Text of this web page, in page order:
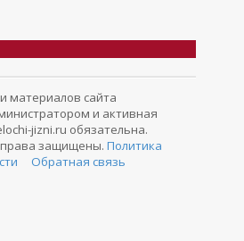
материалов сайта
и активная
jizni.ru обязательна.
защищены. Политика
Обратная связь